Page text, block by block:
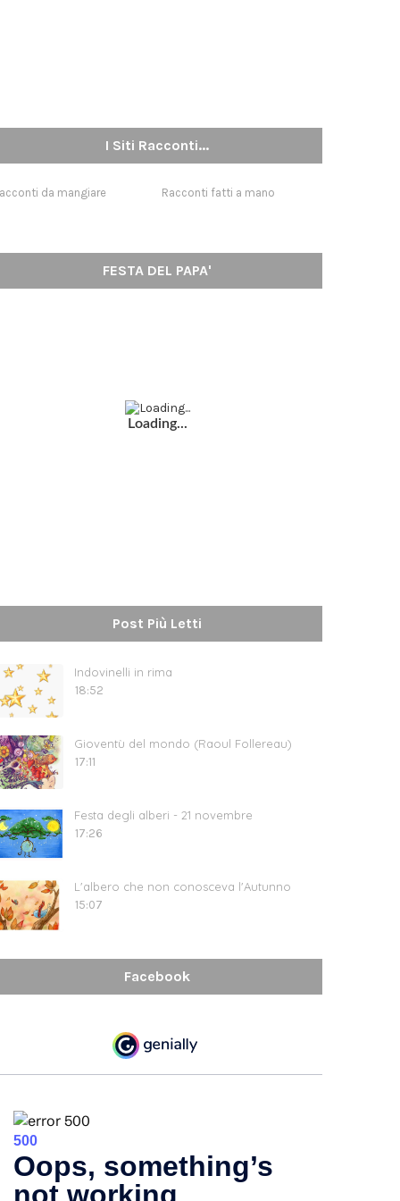
I Siti Racconti...
da mangiare Racconti fatti a mano
FESTA DEL PAPA'
Loading...
Post Più Letti
Indovinelli in rima
18:52
Gioventù del mondo (Raoul Follereau)
17:11
Festa degli alberi - 21 novembre
17:26
L'albero che non conosceva l'Autunno
15:07
Facebook